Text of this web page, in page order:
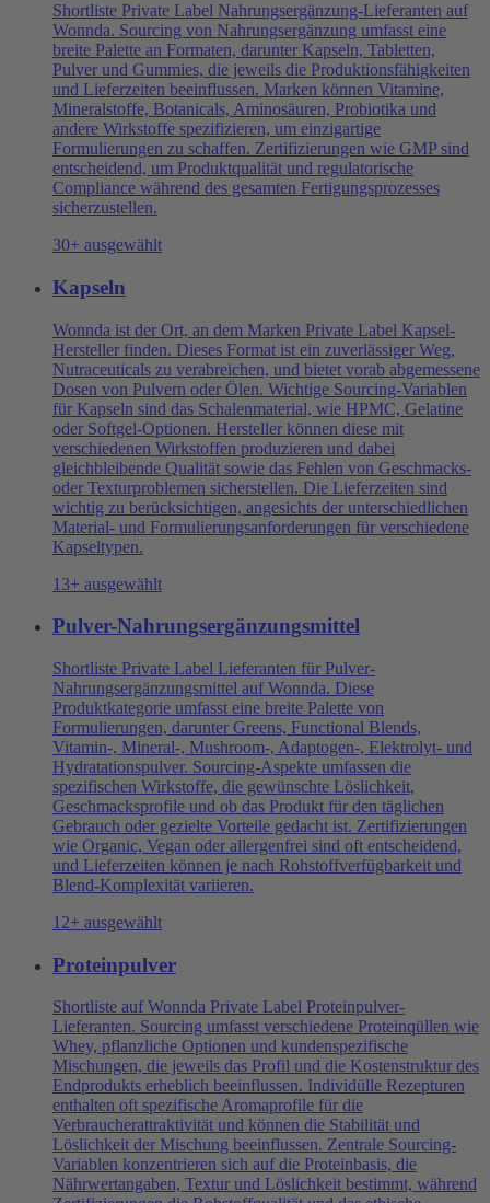
Shortliste Private Label Nahrungsergänzung-Lieferanten auf
Wonnda. Sourcing von Nahrungsergänzung umfasst eine
breite Palette an Formaten, darunter Kapseln, Tabletten,
Pulver und Gummies, die jeweils die Produktionsfähigkeiten
und Lieferzeiten beeinflussen. Marken können Vitamine,
Mineralstoffe, Botanicals, Aminosäuren, Probiotika und
andere Wirkstoffe spezifizieren, um einzigartige
Formulierungen zu schaffen. Zertifizierungen wie GMP sind
entscheidend, um Produktqualität und regulatorische
Compliance während des gesamten Fertigungsprozesses
sicherzustellen.
30+ ausgewählt
Kapseln
Wonnda ist der Ort, an dem Marken Private Label Kapsel-
Hersteller finden. Dieses Format ist ein zuverlässiger Weg,
Nutraceuticals zu verabreichen, und bietet vorab abgemessene
Dosen von Pulvern oder Ölen. Wichtige Sourcing-Variablen
für Kapseln sind das Schalenmaterial, wie HPMC, Gelatine
oder Softgel-Optionen. Hersteller können diese mit
verschiedenen Wirkstoffen produzieren und dabei
gleichbleibende Qualität sowie das Fehlen von Geschmacks-
oder Texturproblemen sicherstellen. Die Lieferzeiten sind
wichtig zu berücksichtigen, angesichts der unterschiedlichen
Material- und Formulierungsanforderungen für verschiedene
Kapseltypen.
13+ ausgewählt
Pulver-Nahrungsergänzungsmittel
Shortliste Private Label Lieferanten für Pulver-
Nahrungsergänzungsmittel auf Wonnda. Diese
Produktkategorie umfasst eine breite Palette von
Formulierungen, darunter Greens, Functional Blends,
Vitamin-, Mineral-, Mushroom-, Adaptogen-, Elektrolyt- und
Hydratationspulver. Sourcing-Aspekte umfassen die
spezifischen Wirkstoffe, die gewünschte Löslichkeit,
Geschmacksprofile und ob das Produkt für den täglichen
Gebrauch oder gezielte Vorteile gedacht ist. Zertifizierungen
wie Organic, Vegan oder allergenfrei sind oft entscheidend,
und Lieferzeiten können je nach Rohstoffverfügbarkeit und
Blend-Komplexität variieren.
12+ ausgewählt
Proteinpulver
Shortliste auf Wonnda Private Label Proteinpulver-
Lieferanten. Sourcing umfasst verschiedene Proteinqüllen wie
Whey, pflanzliche Optionen und kundenspezifische
Mischungen, die jeweils das Profil und die Kostenstruktur des
Endprodukts erheblich beeinflussen. Individülle Rezepturen
enthalten oft spezifische Aromaprofile für die
Verbraucherattraktivität und können die Stabilität und
Löslichkeit der Mischung beeinflussen. Zentrale Sourcing-
Variablen konzentrieren sich auf die Proteinbasis, die
Nährwertangaben, Textur und Löslichkeit bestimmt, während